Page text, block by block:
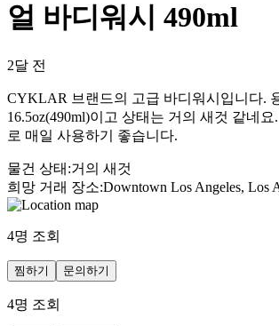
얼 바디워시 490ml
2달 전
CYKLAR 브랜드의 고급 바디워시입니다.
16.5oz(490ml)이고 상태는 거의 새것 같네
로 매일 사용하기 좋습니다.
물건 상태 :거의 새것
희망 거래 장소:Downtown Los Angeles, Los
4명 조회
찜하기 문의하기
4명 조회